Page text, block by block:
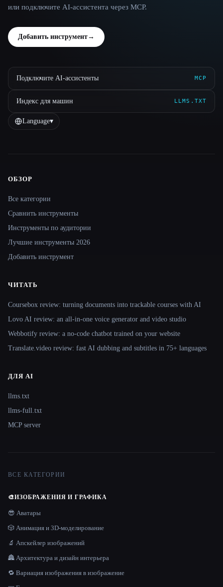
или подключите AI-ассистента через MCP.
Добавить инструмент→
Подключите AI-ассистенты MCP
Индекс для машин LLMS.TXT
Language▾
Site navigation
ОБЗОР
Все категории
Сравнить инструменты
Инструменты по аудитории
Лучшие инструменты 2026
Добавить инструмент
ЧИТАТЬ
Coursebox review: turning documents into trackable courses with AI
Lovo AI review: an all-in-one voice generator and video studio
Webbotify review: a no-code chatbot trained on your website
Translate.video review: fast AI dubbing and subtitles in 75+ languages
ДЛЯ AI
llms.txt
llms-full.txt
MCP server
ВСЕ КАТЕГОРИИ
🎨ИЗОБРАЖЕНИЯ И ГРАФИКА
😎 Аватары
🎲 Анимация и 3D-моделирование
🔬 Апскейлер изображений
🏯 Архитектура и дизайн интерьера
🔁 Вариация изображения в изображение